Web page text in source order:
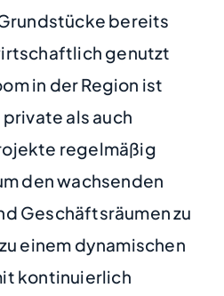
bereits
genutzt
in der Region ist
als auch
regelmäßig
den wachsenden
Geschäftsräumen zu
einem dynamischen
kontinuierlich